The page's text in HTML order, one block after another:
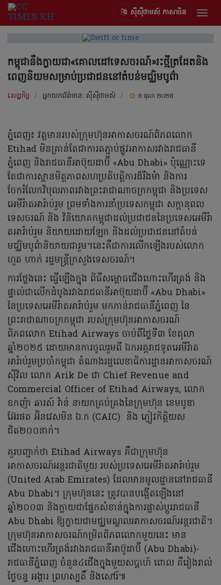
ស៊ីស៊ីថាមស៍ ភាសាចិន
កម្ពុជានឹងក្លាយជា«គោលដៅទេសចរណ៍»រះថ្មីត្រដែតនិង
ពេញនិយមសម្រាប់ប្រជាជននៅតំបន់មជ្ឈិមបូព៌ា
សេដ្ឋកិច្ច / អ្នកយកព័ត៌មាន: ស៊ីស៊ីថាមស៍ / ៥ តុលា ២០២៥
ភ្នំពេញ៖ វត្តមានរបស់ក្រុមហ៊ុនអាកាសចរណ៍ពិភពលោក
Etihad មិនគ្រាន់តែជាការតភ្ជាប់ផ្លូវអាកាសរវាងរាជធានី
ភ្នំពេញ និងរាជធានីអា​ប៊ុ​យ​ដា​ប៊ី «Abu Dhabi» ប៉ុណ្ណោះទេ
តែជាការស្ពានមិត្តភាពសហប្រតិបត្តិការដ៏រឹងមំា និងការ
ចែករំលែកវិបុលភាពរវាងព្រះរាជាណាចក្រកម្ពុជា និងប្រទេស​
អេ​មី​រ៉ា​ត​អារ៉ាប់​រួម​ ព្រមទាំងការនាំប្រទេសកម្ពុជា សក្តានុពល
ទេសចរណ៍ និង វិនិយោគកម្ពុជាដល់ប្រជាជននៃប្រទេស​អេ​មី​រ៉ា​
ត​អារ៉ាប់​រួម​ និយាយដោយឡែក និងដល់ប្រជាជននៅតំបន់
មជ្ឈិមបូព៌ានិយាយជារួម។នេះគឺជាការលើកឡើងរបស់លោក
ហួត ហាក់ រដ្ឋមន្ត្រីក្រសួងទេសចរណ៍។
ការថ្លែងនេះ ធ្វើឡើងក្នុង ពិធីសម្ពោធជើងហោះហើរត្រង់ និង
ផ្ទាល់ជាលើកដំបូងរវាងរាជធានីអា​ប៊ុ​យ​ដា​ប៊ី «Abu Dhabi»
នៃប្រទេស​អេ​មី​រ៉ា​ត​អារ៉ាប់​រួម​ មកកាន់រាជធានីភ្នំពេញ នៃ
ព្រះរាជាណាចក្រកម្ពុជា របស់ក្រុមហ៊ុនអាកាសចរណ៍
ពិភពលោក Etihad Airways ចាប់ពីថ្ងៃទី៣ ខែតុលា
ឆ្នាំ២០២៥ ដោយមានការចូលរួមពី ឯកអគ្គរាជទូតអេមីរ៉ាត
អារ៉ាប់រួមប្រចាំកម្ពុជា តំណាងរដ្ឋលេខាធិការដ្ឋានអាកាសចរណ៍
ស៊ីវិល លោក Arik De ជា Chief Revenue and
Commercial Officer of Etihad Airways, លោក
ឧកញ៉ា ឆារស៍ វ៉ាន់ នាយកគ្រប់គ្រងនៃក្រុមហ៊ុន ខេមបូឌា
អ៊ែរផត អ៊ិនវេសមិន ឯ.ក (CAIC) និង ភ្ញៀវកិត្តិយស
ជិត២០០នាក់។
គួរបញ្ជាក់ថា Etihad Airways គឺជាក្រុមហ៊ុន
អាកាសចរណ៍អន្តរជាតិមួយ របស់ប្រទេស​អេ​មី​រ៉ា​ត​អារ៉ាប់​រួម
(United Arab Emirates) ដែលមានមូលដ្ឋាននៅរាជធានី
Abu Dhabi។ ក្រុមហ៊ុននេះ ត្រូវបានបង្កើតឡើងនៅ
ឆ្នាំ២០០៣ និងក្លាយជាផ្នែកសំខាន់ក្នុងការផ្លាស់ប្តូររាជធានី
Abu Dhabi ឱ្យក្លាយជាមជ្ឈមណ្ឌលអាកាសចរណ៍អន្តរជាតិ។
ក្រុមហ៊ុនអាកាសចរណ៍កម្រិតពិភពលោកមួយនេះ មាន
ជើងហោះហើរត្រង់រវាងរាជធានីអាប៊ូដាប៊ី (Abu Dhabi)-
រាជធានីភ្នំពេញ ចំនួន៤ជើងក្នុងមួយសប្តាហ៍ ពោល គឺរៀងរាល់
ថ្ងៃចន្ទ អង្គារ ព្រហស្បតិ៍ និងសៅរ៍៕